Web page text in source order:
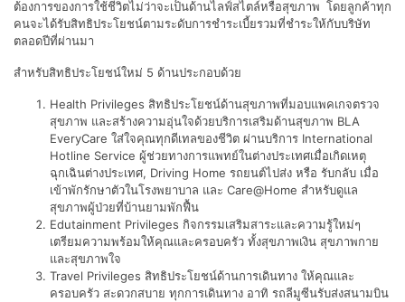
ต้องการของการใช้ชีวิตไม่ว่าจะเป็นด้านไลฟ์สไตล์หรือสุขภาพ โดยลูกค้าทุก
คนจะได้รับสิทธิประโยชน์ตามระดับการชำระเบี้ยรวมที่ชำระให้กับบริษัท
ตลอดปีที่ผ่านมา
สำหรับสิทธิประโยชน์ใหม่ 5 ด้านประกอบด้วย
Health Privileges สิทธิประโยชน์ด้านสุขภาพที่มอบแพคเกจตรวจ
สุขภาพ และสร้างความอุ่นใจด้วยบริการเสริมด้านสุขภาพ BLA
EveryCare ใส่ใจคุณทุกดีเทลของชีวิต ผ่านบริการ International
Hotline Service ผู้ช่วยทางการแพทย์ในต่างประเทศเมื่อเกิดเหตุ
ฉุกเฉินต่างประเทศ, Driving Home รถยนต์ไปส่ง หรือ รับกลับ เมื่อ
เข้าพักรักษาตัวในโรงพยาบาล และ Care@Home สำหรับดูแล
สุขภาพผู้ป่วยที่บ้านยามพักฟื้น
Edutainment Privileges กิจกรรมเสริมสาระและความรู้ใหม่ๆ
เตรียมความพร้อมให้คุณและครอบครัว ทั้งสุขภาพเงิน สุขภาพกาย
และสุขภาพใจ
Travel Privileges สิทธิประโยชน์ด้านการเดินทาง ให้คุณและ
ครอบครัว สะดวกสบาย ทุกการเดินทาง อาทิ รถลีมูซีนรับส่งสนามบิน